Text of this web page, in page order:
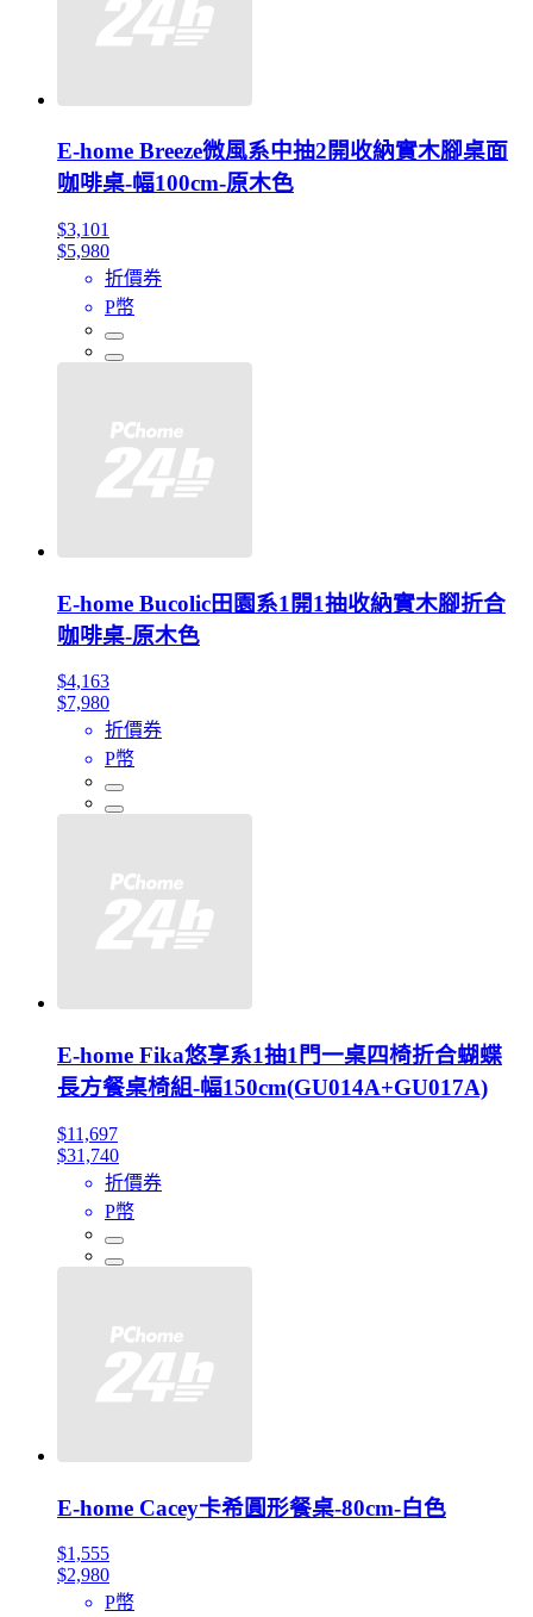
E-home Breeze微風系中抽2開收納實木腳桌面
咖啡桌-幅100cm-原木色
$3,101
$5,980
折價券
P幣
E-home Bucolic田園系1開1抽收納實木腳折合
咖啡桌-原木色
$4,163
$7,980
折價券
P幣
E-home Fika悠享系1抽1門一桌四椅折合蝴蝶
長方餐桌椅組-幅150cm(GU014A+GU017A)
$11,697
$31,740
折價券
P幣
E-home Cacey卡希圓形餐桌-80cm-白色
$1,555
$2,980
P幣